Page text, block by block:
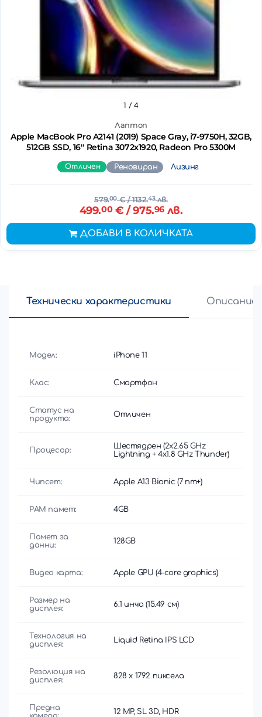
Лаптоп
Apple MacBook Pro A2141 (2019) Space Gray, i7-9750H, 32GB,
512GB SSD, 16'' Retina 3072x1920, Radeon Pro 5300M
1 / 4
Отличен Реновиран Лизинг
579.00€/ 1132.43лв.
499.00€ / 975.96лв.
ДОБАВИ В КОЛИЧКАТА
Технически характеристики Описание
Модел: iPhone 11
Клас: Смартфон
Статус на
продукта:
Отличен
Процесор:
Шестядрен (2x2.65 GHz
Lightning + 4x1.8 GHz Thunder)
Чипсет: Apple A13 Bionic (7 nm+)
РАМ памет: 4GB
Памет за
данни:
128GB
Видео карта: Apple GPU (4-core graphics)
Размер на
дисплея:
6.1 инча (15.49 см)
Технология на
дисплея:
Liquid Retina IPS LCD
Резолюция на
дисплея:
828 x 1792 пиксела
Предна
12 MP, SL 3D, HDR